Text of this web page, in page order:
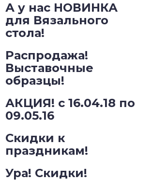
А у нас НОВИНКА
для Вязального
стола!
Распродажа!
Выставочные
образцы!
АКЦИЯ! с 16.04.18 по
09.05.16
Скидки к
праздникам!
Ура! Скидки!